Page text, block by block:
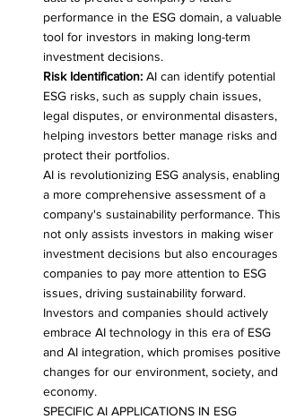
performance in the ESG domain, a valuable
tool for investors in making long-term
investment decisions.
Risk Identification: AI can identify potential
ESG risks, such as supply chain issues,
legal disputes, or environmental disasters,
helping investors better manage risks and
protect their portfolios.
AI is revolutionizing ESG analysis, enabling
a more comprehensive assessment of a
company's sustainability performance. This
not only assists investors in making wiser
investment decisions but also encourages
companies to pay more attention to ESG
issues, driving sustainability forward.
Investors and companies should actively
embrace AI technology in this era of ESG
and AI integration, which promises positive
changes for our environment, society, and
economy.
SPECIFIC AI APPLICATIONS IN ESG